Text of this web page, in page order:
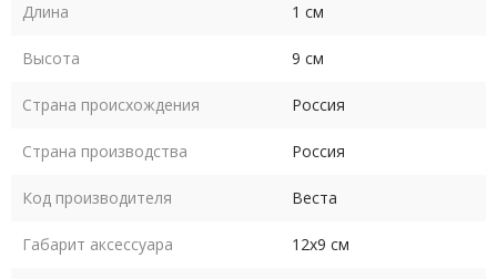
Длина 1 см
Высота 9 см
Страна происхождения Россия
Страна производства Россия
Код производителя Веста
Габарит аксессуара 12х9 см